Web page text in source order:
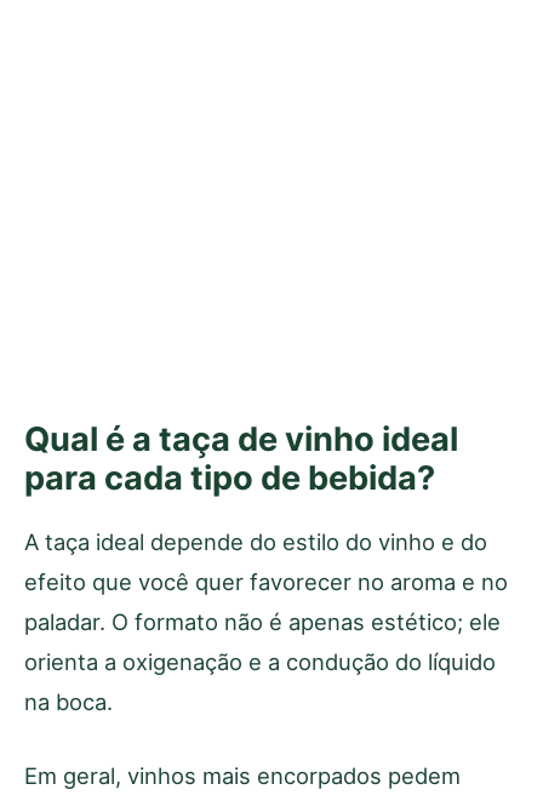
Qual é a taça de vinho ideal
para cada tipo de bebida?
A taça ideal depende do estilo do vinho e do
efeito que você quer favorecer no aroma e no
paladar. O formato não é apenas estético; ele
orienta a oxigenação e a condução do líquido
na boca.
Em geral, vinhos mais encorpados pedem